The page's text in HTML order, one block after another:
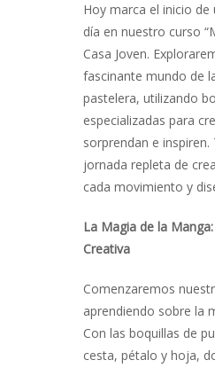
Hoy marca el inicio
día en nuestro curso
Casa Joven.
fascinante mundo de
pastelera, utilizando
especializadas para
sorprendan e inspiren.
jornada repleta de
cada movimiento y
La Magia de la
Creativa
Comenzaremos
aprendiendo sobre la
Con las boquillas de
cesta, pétalo y hoja,